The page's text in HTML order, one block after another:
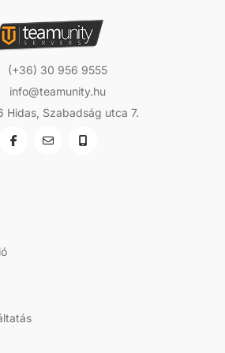
(+36) 30 956 9555
info@teamunity.hu
Hidas, Szabadság utca 7.